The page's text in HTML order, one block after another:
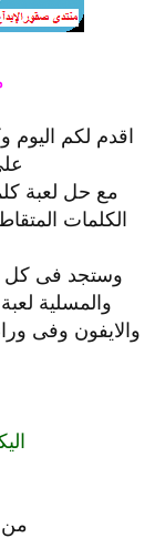
اقدم لكم
مع حل لعبة
الكلمات
وستجد فى كل
والمسلية
والايفون وفى
من